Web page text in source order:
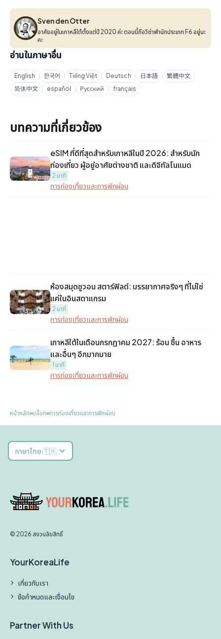
Sven den Otter
Sven den Otter
อาศัยอยู่ในเกาหลีใต้ตั้งแต่ปี 2020 ค่ะ ตอนนี้ถือวีซ่าพำนักประเภท F6 อยู่นะ
คะ
อ่านในภาษาอื่น
English 한국어 Tiếng Việt Deutsch 日本語
繁體中文
简体中文
español Русский français
บทความที่เกี่ยวข้อง
eSIM ที่ดีที่สุดสำหรับเกาหลีในปี 2026: สำหรับนัก
ท่องเที่ยว ผู้อยู่อาศัยต่างชาติ และดิจิทัลโนแมด
2 นาที
การท่องเที่ยวและการพักผ่อน
ห้องสมุดซูวอน สตาร์ฟิลด์: บรรยากาศจริงๆ ที่ไม่ใช่
แค่ในอินสตาแกรม
2 นาที
การท่องเที่ยวและการพักผ่อน
เกาหลีใต้ในเดือนกรกฎาคม 2027: ร้อน ชื้น อาหาร
และอื่นๆ อีกมากมาย
1 นาที
การท่องเที่ยวและการพักผ่อน
หน้าหลัก»บล็อก»การท่องเที่ยวและการพักผ่อน
ภาษาไทย 🇹🇭
© 2026 สงวนลิขสิทธิ์
YourKoreaLife
เกี่ยวกับเรา
ข้อกำหนดและเงื่อนไข
Partner With Us